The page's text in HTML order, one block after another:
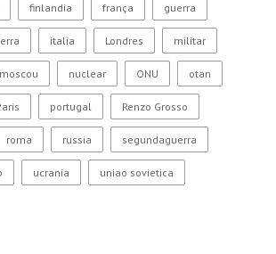
finlandia frança guerra
italia Londres militar
moscou nuclear ONU otan
portugal Renzo Grosso
roma russia segundaguerra
ucrania uniao sovietica